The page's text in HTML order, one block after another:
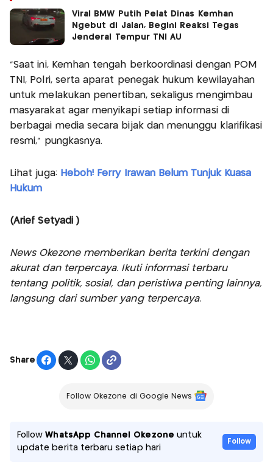
Viral BMW Putih Pelat Dinas Kemhan
Ngebut di Jalan, Begini Reaksi Tegas
Jenderal Tempur TNI AU
“Saat ini, Kemhan tengah berkoordinasi dengan POM
TNI, Polri, serta aparat penegak hukum kewilayahan
untuk melakukan penertiban, sekaligus mengimbau
masyarakat agar menyikapi setiap informasi di
berbagai media secara bijak dan menunggu klarifikasi
resmi,” pungkasnya.
Lihat juga: Heboh! Ferry Irawan Belum Tunjuk Kuasa
Hukum
(Arief Setyadi )
News Okezone memberikan berita terkini dengan
akurat dan terpercaya. Ikuti informasi terbaru
tentang politik, sosial, dan peristiwa penting lainnya,
langsung dari sumber yang terpercaya.
Share
Follow Okezone di Google News
FollowWhatsApp Channel Okezone untuk
update berita terbaru setiap hari
Follow